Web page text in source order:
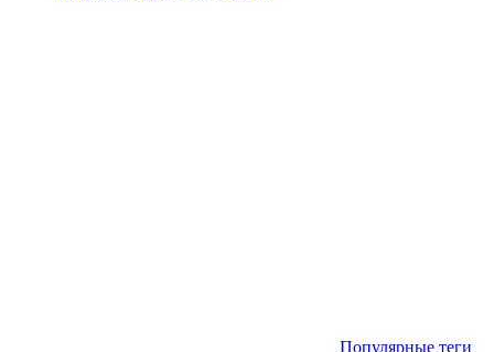
Популярные теги